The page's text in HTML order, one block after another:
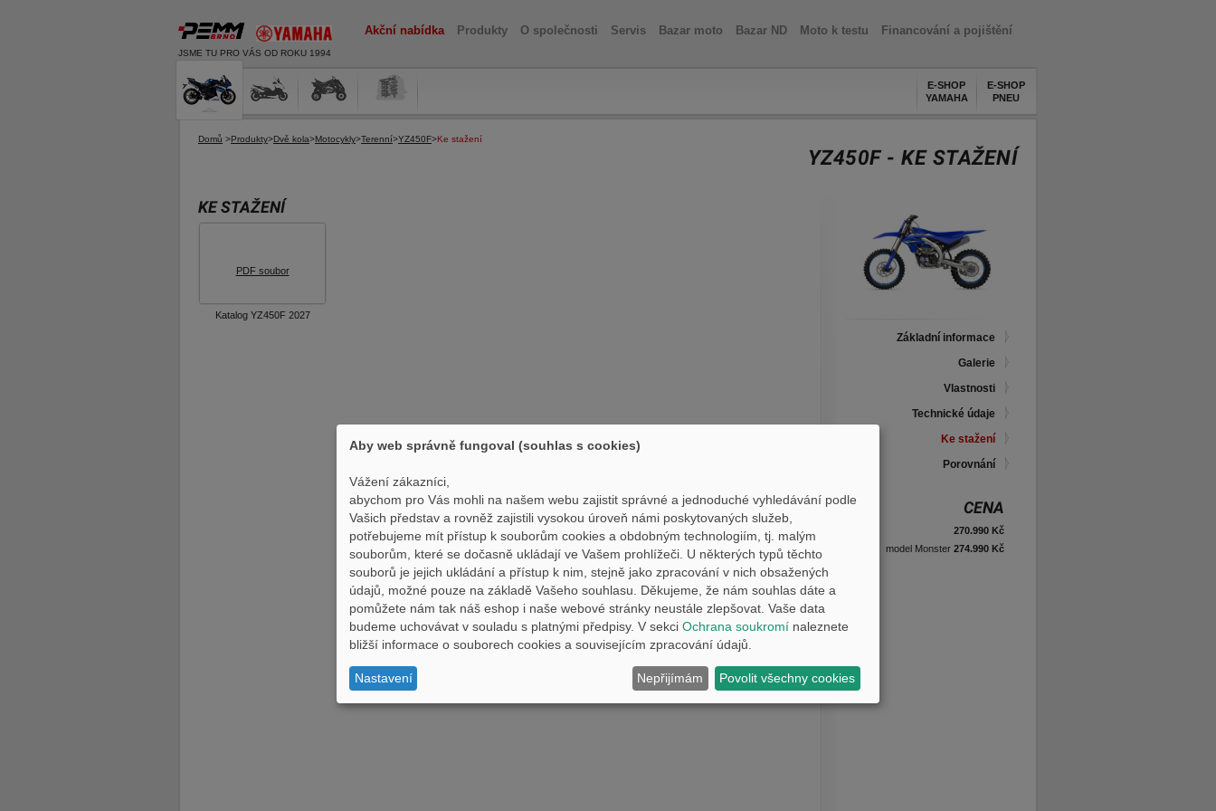
JSME TU PRO VÁS OD ROKU 1994
Akční nabídka Produkty O společnosti Servis Bazar moto Bazar ND Moto k testu Financování a pojištění
E-SHOP
YAMAHA
E-SHOP
PNEU
Domů >Produkty>Dvě kola>Motocykly>Terenní>YZ450F>Ke stažení
YZ450F - KE STAŽENÍ
KE STAŽENÍ
PDF soubor
Katalog YZ450F 2027
Základní informace
Galerie
Vlastnosti
Technické údaje
Ke stažení
Porovnání
CENA
270.990 Kč
model Monster 274.990 Kč
Aby web správně fungoval (souhlas s cookies)
Vážení zákazníci,
abychom pro Vás mohli na našem webu zajistit správné a jednoduché vyhledávání podle
Vašich představ a rovněž zajistili vysokou úroveň námi poskytovaných služeb,
potřebujeme mít přístup k souborům cookies a obdobným technologiím, tj. malým
souborům, které se dočasně ukládají ve Vašem prohlížeči. U některých typů těchto
souborů je jejich ukládání a přístup k nim, stejně jako zpracování v nich obsažených
údajů, možné pouze na základě Vašeho souhlasu. Děkujeme, že nám souhlas dáte a
pomůžete nám tak náš eshop i naše webové stránky neustále zlepšovat. Vaše data
budeme uchovávat v souladu s platnými předpisy. V sekci Ochrana soukromí naleznete
bližší informace o souborech cookies a souvisejícím zpracování údajů.
Nastavení Nepřijímám Povolit všechny cookies